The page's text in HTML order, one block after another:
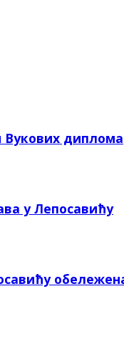
Вукових диплома
у Лепосавићу